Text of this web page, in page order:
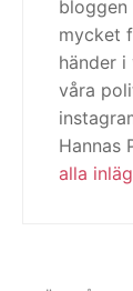
mycket
händer
våra
Hannas
alla